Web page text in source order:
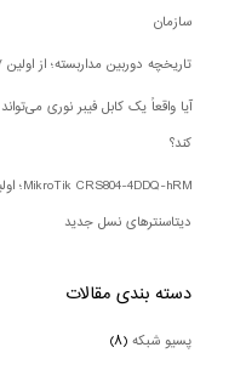
سازمان
تاریخچه دوربین مداربسته؛ از اولین CCTV تا فناوری هوشمند امروز
کند؟
دیتاسنترهای نسل جدید
دسته بندی‌ مقالات
پسیو شبکه(۸)